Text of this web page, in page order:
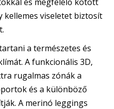
kellemes viseletet biztosít
a természetes és
A funkcionális 3D,
rugalmas zónák a
és a különböző
A merinó leggings